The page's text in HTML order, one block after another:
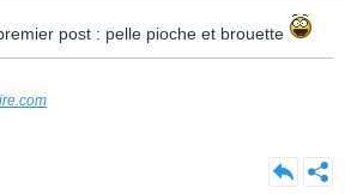
post : pelle pioche et brouette